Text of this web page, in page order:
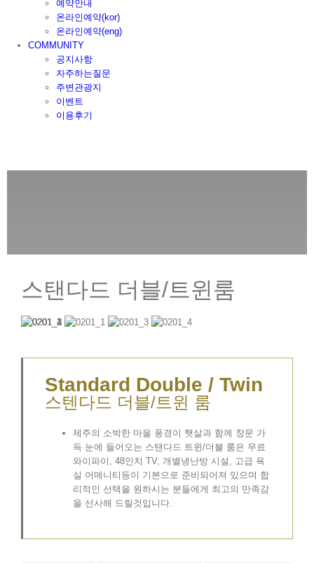
예약안내
온라인예약(kor)
온라인예약(eng)
COMMUNITY
공지사항
자주하는질문
주변관광지
이벤트
이용후기
스탠다드 더블/트윈룸
Standard Double / Twin
스텐다드 더블/트윈 룸
제주의 소박한 마을 풍경이 햇살과 함께 창문 가
득 눈에 들어오는 스탠다드 트윈/더블 룸은 무료
와이파이, 48인치 TV, 개별냉난방 시설, 고급 욕
실 어메니티등이 기본으로 준비되어져 있으며 합
리적인 선택을 원하시는 분들에게 최고의 만족감
을 선사해 드릴것입니다.